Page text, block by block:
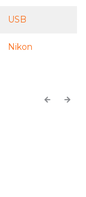
USB
Nikon
Previous
Next